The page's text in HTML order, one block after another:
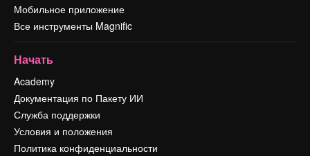
Мобильное приложение
Все инструменты Magnific
Начать
Academy
Документация по Пакету ИИ
Служба поддержки
Условия и положения
Политика конфиденциальности